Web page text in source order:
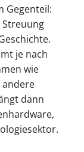
Gegenteil:
Streuung
je nach
wie
andere
dann